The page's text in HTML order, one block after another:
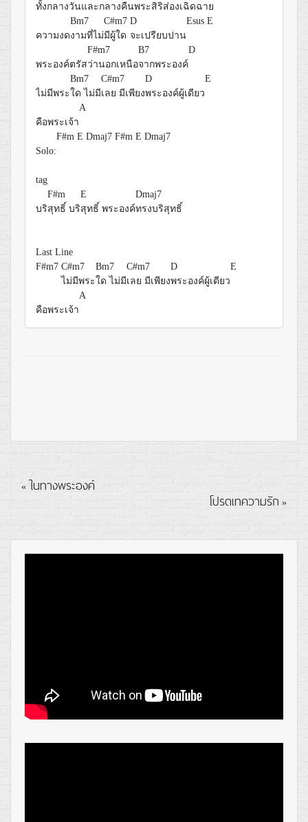
ทั้งกลางวันและกลางคืนพระสิริส่องเฉิดฉาย
Bm7
C#m7 D Esus E
ความงดงามที่ไม่มีผู้ใด จะเปรียบปาน
F#m7
B7
D
พระองค์ตรัสว่านอกเหนือจากพระองค์
Bm7
C#m7 D
E
ไม่มีพระใด ไม่มีเลย มีเพียงพระองค์ผู้เดียว
A
คือพระเจ้า
F#m E Dmaj7 F#m E Dmaj7
Solo:
tag
F#m
E
Dmaj7
บริสุทธิ์ บริสุทธิ์ พระองค์ทรงบริสุทธิ์
Last Line
F#m7 C#m7 Bm7 C#m7 D
E
ไม่มีพระใด ไม่มีเลย มีเพียงพระองค์ผู้เดียว
A
คือพระเจ้า
« ในทางพระองค์
โปรดเทความรัก »